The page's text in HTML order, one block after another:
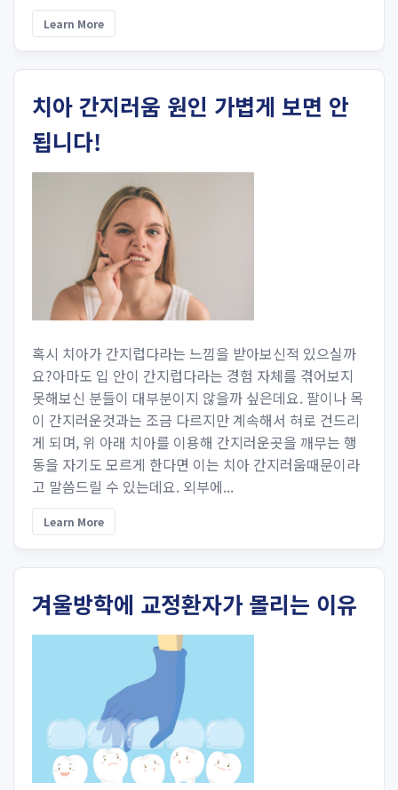
Learn More
치아 간지러움 원인 가볍게 보면 안
됩니다!
혹시 치아가 간지럽다라는 느낌을 받아보신적 있으실까
요?아마도 입 안이 간지럽다라는 경험 자체를 겪어보지
못해보신 분들이 대부분이지 않을까 싶은데요. 팔이나 목
이 간지러운것과는 조금 다르지만 계속해서 혀로 건드리
게 되며, 위 아래 치아를 이용해 간지러운곳을 깨무는 행
동을 자기도 모르게 한다면 이는 치아 간지러움때문이라
고 말씀드릴 수 있는데요. 외부에...
Learn More
겨울방학에 교정환자가 몰리는 이유